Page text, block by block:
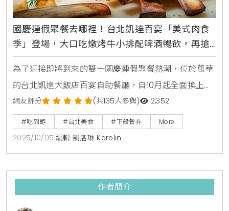
國慶連假聚餐去哪裡！台北凱達百宴「美式肉食
季」登場，大口吃燉烤牛小排配啤酒暢飲，再搶
買10送5餐券
為了迎接即將到來的雙十國慶連假聚餐熱潮，位於萬華
的台北凱達大飯店百宴自助餐廳，自10月起全面換上新
主題，盛大推出「美式肉食季」限定料理，主廚團隊以
豪邁的美式風味為靈感，設計超過十道全新肉食菜色，
並提供柏克金啤酒無限暢飲，讓消費者能盡情大快朵
頤，同時更首度與新北市在地小農合作，將新鮮的山藥
融入餐點，為饕客們打造一場兼具美味與健康的豐盛饗
宴。美式經典肉食饗宴，燉烤牛小排成亮點此次「美式
網友評分 (共135人參與) 2,352
#吃到飽 #台北美食 #下殺餐券 More
2025/10/05 編輯 凱洛琳 Karolin
作者簡介